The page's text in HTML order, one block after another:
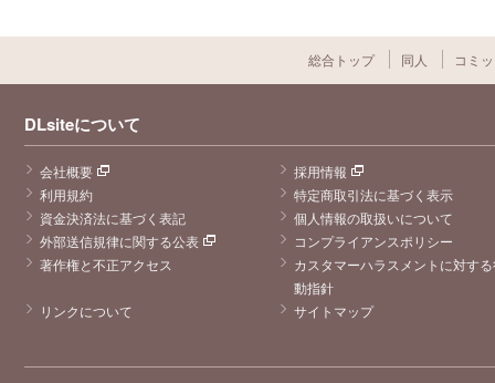
総合トップ 同人 コミ
DLsiteについて
会社概要
採用情報
利用規約
特定商取引法に基づく表示
資金決済法に基づく表記
個人情報の取扱いについて
外部送信規律に関する公表
コンプライアンスポリシー
著作権と不正アクセス
カスタマーハラスメントに対す
動指針
リンクについて
サイトマップ